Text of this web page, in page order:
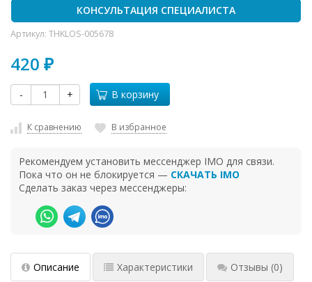
КОНСУЛЬТАЦИЯ СПЕЦИАЛИСТА
Артикул: THKLOS-005678
420 ₽
- + В корзину
К сравнению В избранное
Рекомендуем установить мессенджер IMO для связи.
Пока что он не блокируется — СКАЧАТЬ IMO
Сделать заказ через мессенджеры:
Описание Характеристики Отзывы (0)